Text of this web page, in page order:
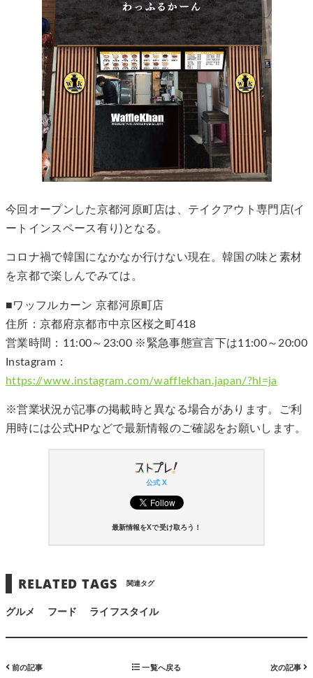
今回オープンした京都河原町店は、テイクアウト専門店(イ
ートインスペース有り)となる。
コロナ禍で韓国になかなか行けない現在。韓国の味と素材
を京都で楽しんでみては。
■ワッフルカーン 京都河原町店
住所：京都府京都市中京区桜之町418
営業時間：11:00～23:00 ※緊急事態宣言下は11:00～20:00
Instagram：
https://www.instagram.com/wafflekhan.japan/?hl=ja
※営業状況が記事の掲載時と異なる場合があります。ご利
用時には公式HPなどで最新情報のご確認をお願いします。
公式 X
最新情報をXで受け取ろう！
RELATED TAGS 関連タグ
グルメ フード ライフスタイル
前の記事 一覧へ戻る 次の記事